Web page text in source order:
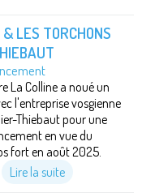
LES TORCHONS
La Colline a noué un
l'entreprise vosgienne
Thiebaut pour une
en vue du
fort en août 2025.
Lire la suite